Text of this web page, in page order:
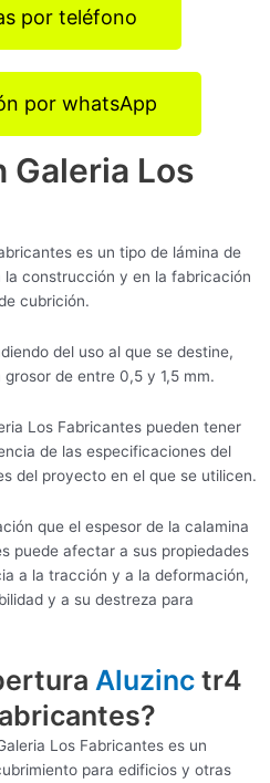
por teléfono
por whatsApp
Galeria Los
es un tipo de lámina de
construcción y en la fabricación
cubrición.
del uso al que se destine,
de entre 0,5 y 1,5 mm.
Los Fabricantes pueden tener
de las especificaciones del
del proyecto en el que se utilicen.
que el espesor de la calamina
puede afectar a sus propiedades
a la tracción y a la deformación,
y a su destreza para
Aluzinc tr4
Los Fabricantes es un
para edificios y otras